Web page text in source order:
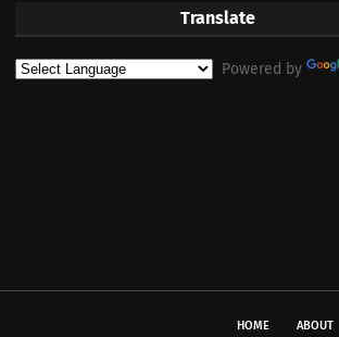
Translate
Powered by
HOME ABOUT